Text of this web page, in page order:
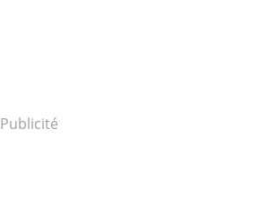
Publicité